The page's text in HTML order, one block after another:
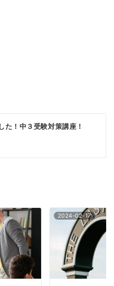
た！中３受験対策講座！
2024-02-17